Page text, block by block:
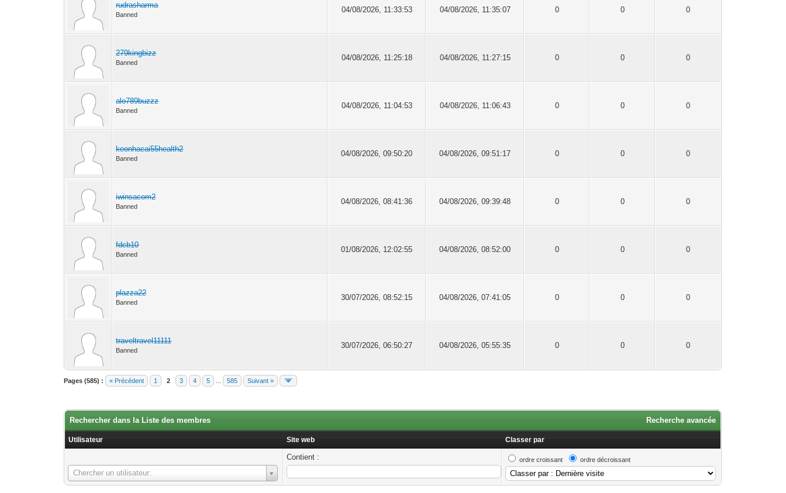
rudrasharma
Banned
04/08/2026, 11:33:53 04/08/2026, 11:35:07 0 0 0
279kingbizz
Banned
04/08/2026, 11:25:18 04/08/2026, 11:27:15 0 0 0
alo789buzzz
Banned
04/08/2026, 11:04:53 04/08/2026, 11:06:43 0 0 0
keonhacai55health2
Banned
04/08/2026, 09:50:20 04/08/2026, 09:51:17 0 0 0
iwinsacom2
Banned
04/08/2026, 08:41:36 04/08/2026, 09:39:48 0 0 0
fdcb10
Banned
01/08/2026, 12:02:55 04/08/2026, 08:52:00 0 0 0
plazza22
Banned
30/07/2026, 08:52:15 04/08/2026, 07:41:05 0 0 0
traveltravel11111
Banned
30/07/2026, 06:50:27 04/08/2026, 05:55:35 0 0 0
Pages (585) : « Précédent 1 2 3 4 5 585 Suivant »
Recherche avancée
Rechercher dans la Liste des membres
Utilisateur Site web Classer par
Chercher un utilisateur:
Utilisateur
Contient : ordre croissant ordre décroissant